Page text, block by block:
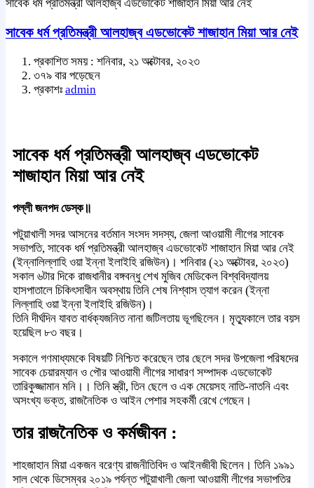
সাবেক ধর্ম প্রতিমন্ত্রী আলহাজ্ব এডভোকেট শাজাহান মিয়া আর নেই
সাবেক ধর্ম প্রতিমন্ত্রী আলহাজ্ব এডভোকেট শাজাহান মিয়া আর নেই
প্রকাশিত সময় : শনিবার, ২১ অক্টোবর, ২০২৩
৩৭৯ বার পড়েছেন
প্রকাশঃ admin
সাবেক ধর্ম প্রতিমন্ত্রী আলহাজ্ব এডভোকেট
শাজাহান মিয়া আর নেই
পল্লী জনপদ ডেস্ক॥
পটুয়াখালী সদর আসনের বর্তমান সংসদ সদস্য, জেলা আওয়ামী লীগের সাবেক
সভাপতি, সাবেক ধর্ম প্রতিমন্ত্রী আলহাজ্ব এডভোকেট শাজাহান মিয়া আর নেই
(ইন্নালিল্লাহি ওয়া ইন্না ইলাইহি রজিউন)। শনিবার (২১ অক্টোবর, ২০২৩)
সকাল ৬টার দিকে রাজধানীর বঙ্গবন্ধু শেখ মুজিব মেডিকেল বিশ্ববিদ্যালয়
হাসপাতালে চিকিৎসাধীন অবস্থায় তিনি শেষ নিশ্বাস ত্যাগ করেন (ইন্না
লিল্লাহি ওয়া ইন্না ইলাইহি রজিউন)।
তিনি দীর্ঘদিন যাবত বার্ধক্যজনিত নানা জটিলতায় ভূগছিলেন। মৃত্যুকালে তার বয়স
হয়েছিল ৮৩ বছর।
সকালে গণমাধ্যমকে বিষয়টি নিশ্চিত করেছেন তার ছেলে সদর উপজেলা পরিষদের
সাবেক চেয়ারম্যান ও পৌর আওয়ামী লীগের সাধারণ সম্পাদক এডভোকেট
তারিকুজ্জামান মনি।। তিনি স্ত্রী, তিন ছেলে ও এক মেয়েসহ নাতি-নাতনি এবং
অসংখ্য ভক্ত, রাজনৈতিক ও আইন পেশার সহকর্মী রেখে গেছেন।
তার রাজনৈতিক ও কর্মজীবন :
শাহজাহান মিয়া একজন বরেণ্য রাজনীতিবিদ ও আইনজীবী ছিলেন। তিনি ১৯৯১
সাল থেকে ডিসেম্বর ২০১৯ পর্যন্ত পটুয়াখালী জেলা আওয়ামী লীগের সভাপতির